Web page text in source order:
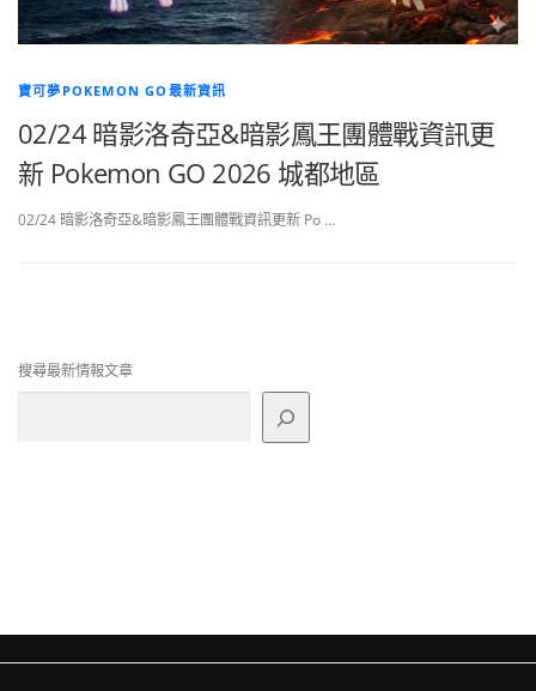
寶可夢POKEMON GO最新資訊
02/24 暗影洛奇亞&暗影鳳王團體戰資訊更
新 Pokemon GO 2026 城都地區
02/24 暗影洛奇亞&暗影鳳王團體戰資訊更新 Po …
搜尋最新情報文章